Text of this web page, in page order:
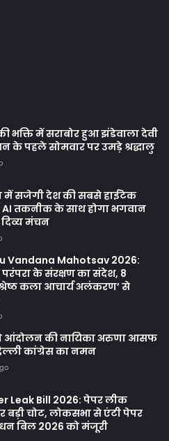
भक्ति में सराबोर हुआ झंडेवाला देवी
के पहले सोमवार पर उमड़े श्रद्धालु
में सजेगी देश की सबसे हाईटेक
AI तकनीक के साथ होगा भगवान
दिव्य मंचन
Vandana Mahotsav 2026:
के संरक्षण का संदेश, 8
कला आचार्य अलंकरण’ से
आंदोलन की नायिका अरुणा आसफ
कांग्रेस का नमन
Leak Bill 2026: पेपर लीक
बड़ी चोट, लोकसभा से एंटी पेपर
बिल 2026 को मंजूरी